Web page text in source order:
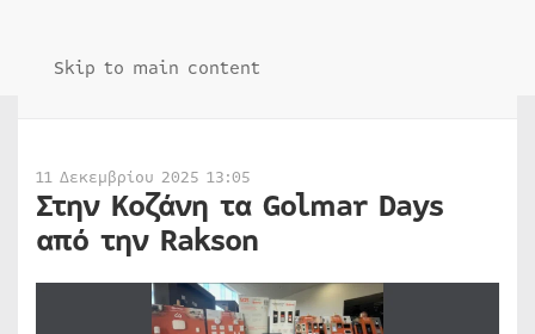
Skip to main content
11 Δεκεμβρίου 2025 13:05
Στην Κοζάνη τα Golmar Days
από την Rakson